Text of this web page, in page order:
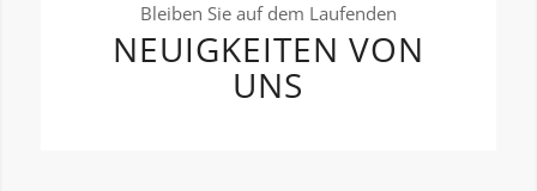
Bleiben Sie auf dem Laufenden
NEUIGKEITEN VON
UNS